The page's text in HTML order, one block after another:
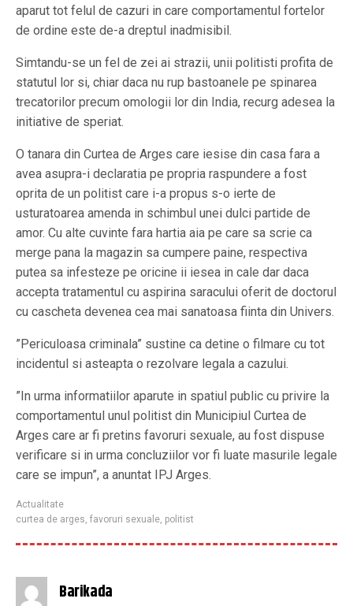
aparut tot felul de cazuri in care comportamentul fortelor
de ordine este de-a dreptul inadmisibil.
Simtandu-se un fel de zei ai strazii, unii politisti profita de
statutul lor si, chiar daca nu rup bastoanele pe spinarea
trecatorilor precum omologii lor din India, recurg adesea la
initiative de speriat.
O tanara din Curtea de Arges care iesise din casa fara a
avea asupra-i declaratia pe propria raspundere a fost
oprita de un politist care i-a propus s-o ierte de
usturatoarea amenda in schimbul unei dulci partide de
amor. Cu alte cuvinte fara hartia aia pe care sa scrie ca
merge pana la magazin sa cumpere paine, respectiva
putea sa infesteze pe oricine ii iesea in cale dar daca
accepta tratamentul cu aspirina saracului oferit de doctorul
cu cascheta devenea cea mai sanatoasa fiinta din Univers.
”Periculoasa criminala” sustine ca detine o filmare cu tot
incidentul si asteapta o rezolvare legala a cazului.
”In urma informatiilor aparute in spatiul public cu privire la
comportamentul unul politist din Municipiul Curtea de
Arges care ar fi pretins favoruri sexuale, au fost dispuse
verificare si in urma concluziilor vor fi luate masurile legale
care se impun”, a anuntat IPJ Arges.
Actualitate
curtea de arges, favoruri sexuale, politist
Barikada